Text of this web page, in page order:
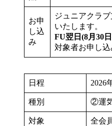
お申
し込
み
ジュニアクラ
いたします。
FU翌日(8月30
対象者お申し込
日程 2026
種別 ②運
対象 全会